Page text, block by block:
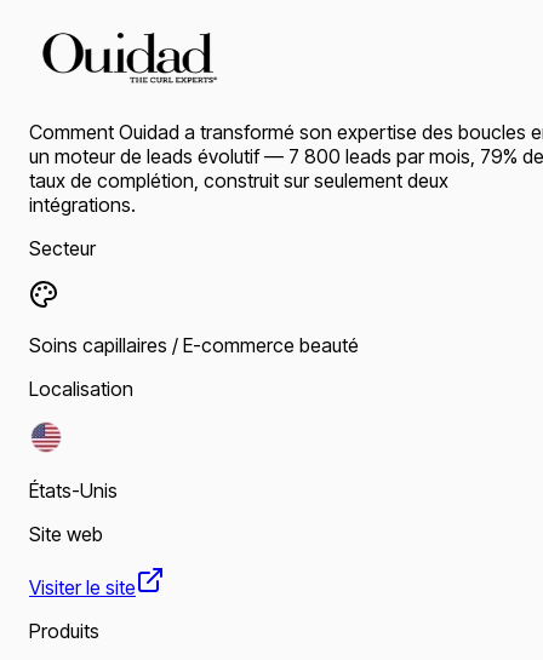
Comment Ouidad a transformé son expertise des boucles
un moteur de leads évolutif — 7 800 leads par mois, 79% de
taux de complétion, construit sur seulement deux
intégrations.
Secteur
Soins capillaires / E-commerce beauté
Localisation
États-Unis
Site web
Visiter le site
Produits